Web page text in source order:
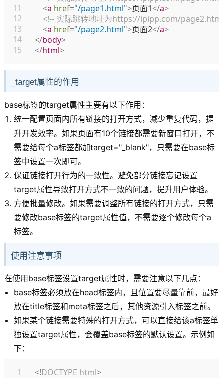
<a href="/page1.html">页面1</a>
<!-- 实际跳转地址为https://ipipp.com/
<a href="/page2.html">页面2</a>
</body>
</html>
_target属性的作用
base标签的target属性主要有以下作用：
统一配置页面内所有链接的打开方式，减少重复代码，提
升开发效率。如果页面有10个链接都需要新窗口打开，不
需要给每个a标签都加target="_blank"，只需要在base标
签中设置一次即可。
保证链接打开行为的一致性。避免部分链接忘记设置
target属性导致打开方式不一致的问题，提升用户体验。
方便批量修改。如果需要调整所有链接的打开方式，只需
要修改base标签的target属性值，不需要逐个修改每个a
标签。
使用注意事项
在使用base标签设置target属性时，需要注意以下几点：
base标签必须放在head标签内，且位置要尽量靠前，最好
放在title标签和meta标签之后，其他资源引入标签之前。
如果某个链接需要特殊的打开方式，可以直接给该a标签单
独设置target属性，会覆盖base标签的默认设置。示例如
下：
<!DOCTYPE html>